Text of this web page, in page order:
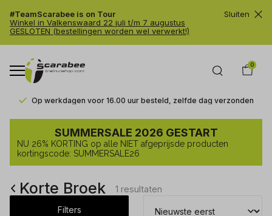
#TeamScarabee is on Tour
Winkel in Valkenswaard 22 juli t/m 7 augustus
GESLOTEN (bestellingen worden wel verwerkt!)
Sluiten
0
Op werkdagen voor 16.00 uur besteld, zelfde dag verzonden
Korte
Broek SUMMERSALE 2026 GESTART
NU 26% KORTING op alle NIET afgeprijsde producten
kortingscode: SUMMERSALE26
Korte Broek 1 resultaten
Filters